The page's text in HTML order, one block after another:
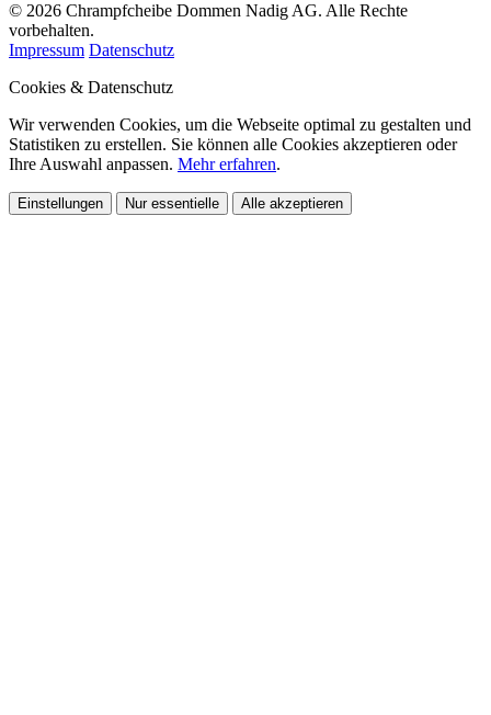
© 2026 Chrampfcheibe Dommen Nadig AG. Alle Rechte
vorbehalten.
Impressum Datenschutz
Cookies & Datenschutz
Wir verwenden Cookies, um die Webseite optimal zu gestalten und
Statistiken zu erstellen. Sie können alle Cookies akzeptieren oder
Ihre Auswahl anpassen. Mehr erfahren.
Einstellungen Nur essentielle Alle akzeptieren